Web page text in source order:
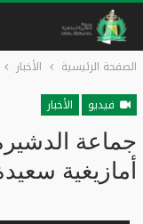
الصفحة الرئيسية
الأخبار
فيديو
الأخبار
جماعة
أمازيغية سعيدة